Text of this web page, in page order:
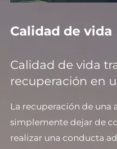
Calidad de vida
Calidad de vida
recuperación en
La recuperación de una
simplemente dejar de
realizar una conducta